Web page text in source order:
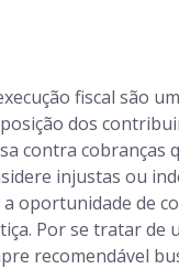
fiscal são
dos
contra cobranças
injustas ou
oportunidade de
Por se tratar de
recomendável